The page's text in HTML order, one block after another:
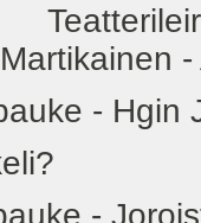
-
- Hgin J-